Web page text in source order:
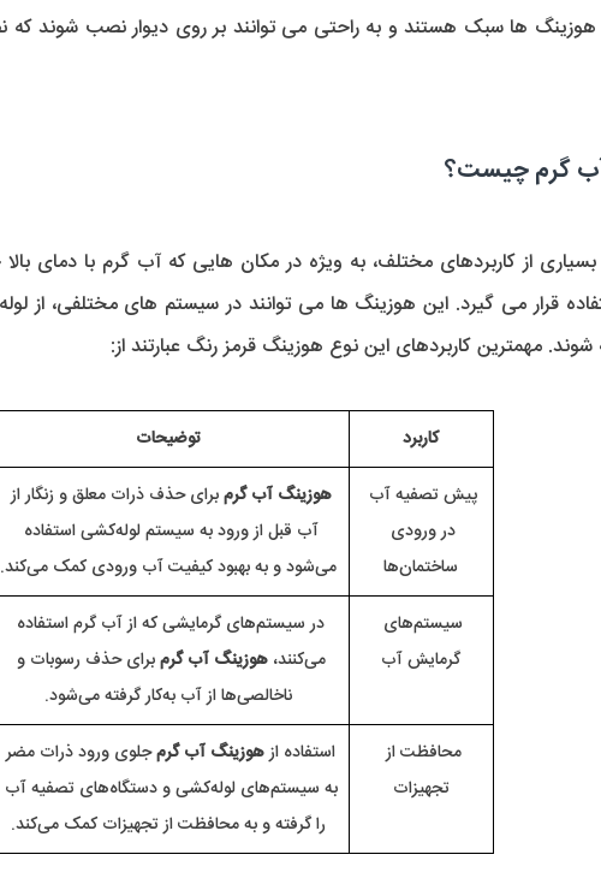
آب گرم چیست؟
شوند. مهمترین کاربردهای این نوع هوزینگ قرمز رنگ عبارتند از:
کاربرد
توضیحات
ساختمان‌ها
هوزینگ آب گرم
برای حذف ذرات معلق و زنگار از
می‌شود و به بهبود کیفیت آب ورودی کمک می‌کند.
گرمایش آب
می‌کنند،
هوزینگ آب گرم
ناخالصی‌ها از آب به‌کار گرفته می‌شود.
محافظت از
تجهیزات
استفاده از هوزینگ آب گرم
جلوی ورود ذرات مضر
را گرفته و به محافظت از تجهیزات کمک می‌کند.